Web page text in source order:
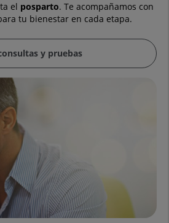
el posparto. Te acompañamos con
tu bienestar en cada etapa.
y pruebas